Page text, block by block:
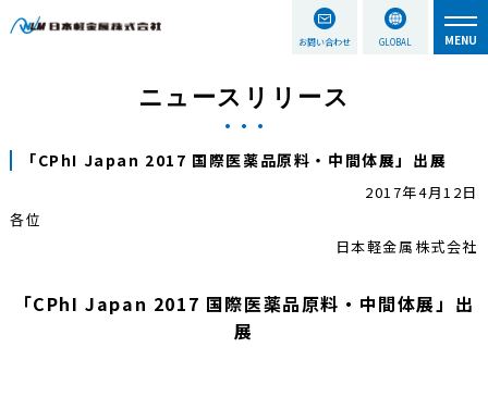
お問い合わせ GLOBAL
ニュースリリース
「CPhI Japan 2017 国際医薬品原料・中間体展」出展
2017年4月12日
各位
日本軽金属株式会社
「CPhI Japan 2017 国際医薬品原料・中間体展」出
展